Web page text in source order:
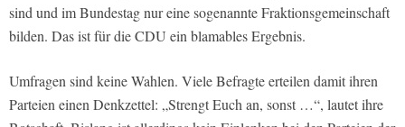
sind und im Bundestag nur eine sogenannte Fraktionsgemeinschaft
bilden. Das ist für die CDU ein blamables Ergebnis.
Umfragen sind keine Wahlen. Viele Befragte erteilen damit ihren
Parteien einen Denkzettel: „Strengt Euch an, sonst …“, lautet ihre